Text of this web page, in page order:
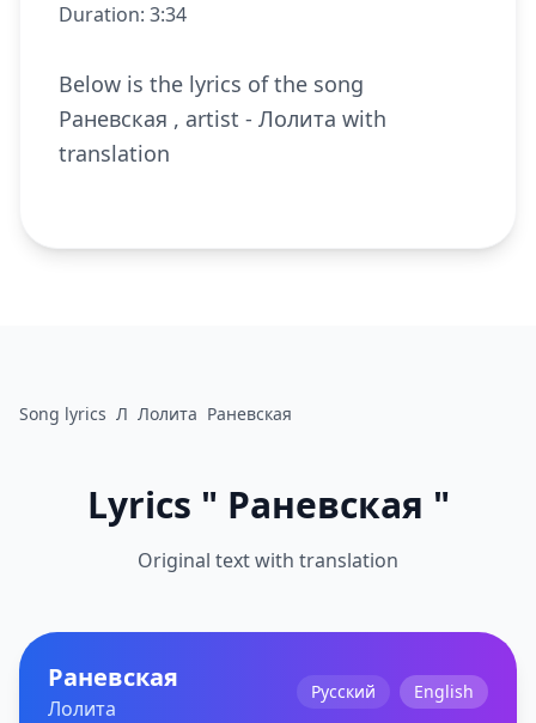
Duration: 3:34
Below is the lyrics of the song
Раневская , artist - Лолита with
translation
Song lyrics Л Лолита Раневская
Lyrics " Раневская "
Original text with translation
Раневская
Лолита
Русский English